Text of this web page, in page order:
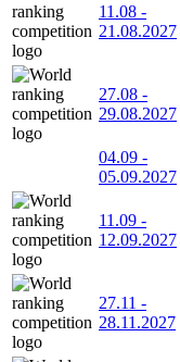
11.08 -
21.08.2027
27.08 -
29.08.2027
04.09 -
05.09.2027
11.09 -
12.09.2027
27.11 -
28.11.2027